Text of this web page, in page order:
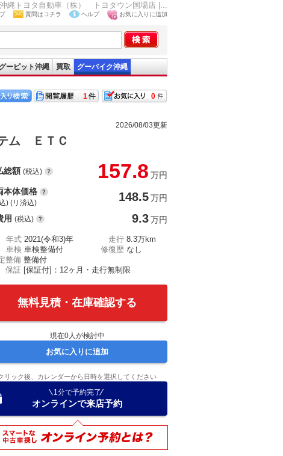
縄トヨタ自動車（株） トヨタウン国場店 |...
質問はコチラ ヘルプ お気に入りに追加
グーピット沖縄 買取 グーバイク沖縄
0
1
2026/08/03更新
ム ＥＴＣ
総額 (税込) 157.8 万円
本体価格
) (リ済込) 148.5万円
用 (税込) 9.3万円
年式 2021(令和3)年 走行 8.3万km
車検 車検整備付 修復歴 なし
整備 整備付
保証 [保証付]：12ヶ月・走行無制限
無料見積・在庫確認する
現在0人が検討中
お気に入りに追加
リック後、カレンダーから日時を選択してください
1分で予約完了
オンラインで来店予約